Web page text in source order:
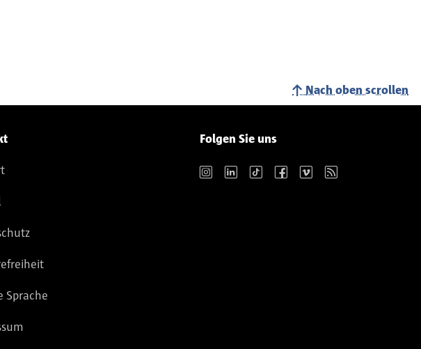
Nach oben scrollen
Sprache
Folgen Sie uns
Instagram LinkedIn TikTok Facebook Vimeo RSS